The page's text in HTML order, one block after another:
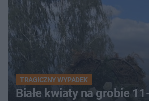
TRAGICZNY WYPADEK
Białe kwiaty na grobie